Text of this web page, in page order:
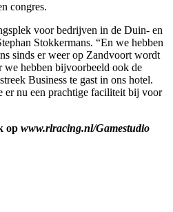
congres.
voor bedrijven in de Duin- en
Stokkermans. “En we hebben
sinds er weer op Zandvoort wordt
we hebben bijvoorbeeld ook de
Business te gast in ons hotel.
er nu een prachtige faciliteit bij voor
op www.rlracing.nl/Gamestudio